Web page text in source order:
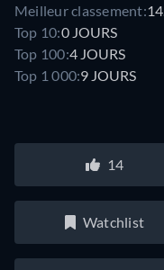
Meilleur classement:14.
Top 10:0 JOURS
Top 100:4 JOURS
Top 1 000:9 JOURS
14
Watchlist